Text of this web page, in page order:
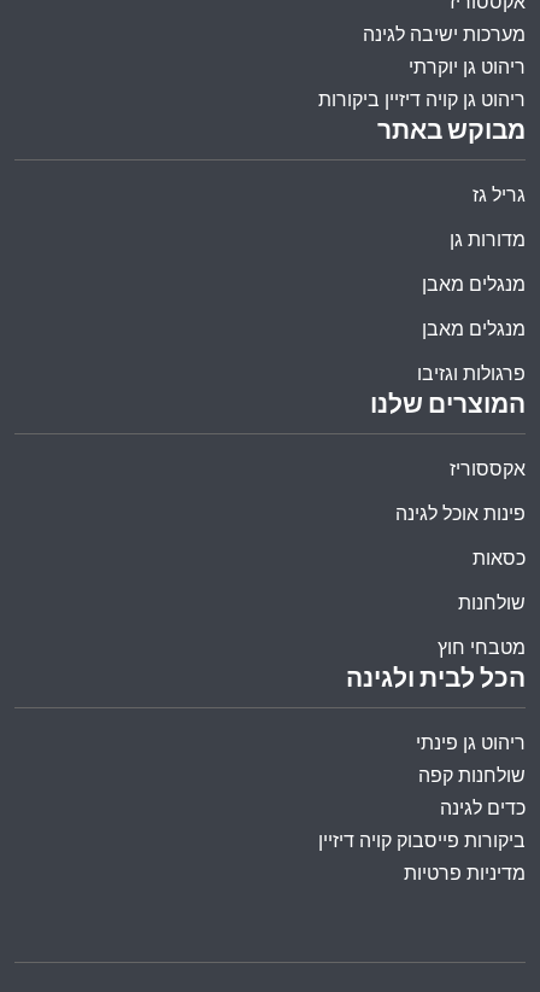
הכל לבית ולגינה
ריהוט גן פינתי
שולחנות קפה
כדים לגינה
ביקורות פייסבוק קויה דיזיין
מדיניות פרטיות
המוצרים שלנו
אקססוריז
פינות אוכל לגינה
כסאות
שולחנות
מטבחי חוץ
מבוקש באתר
גריל גז
מדורות גן
מנגלים מאבן
מנגלים מאבן
פרגולות וגזיבו
מערכות ישיבה לגינה
ריהוט גן יוקרתי
ריהוט גן קויה דיזיין ביקורות